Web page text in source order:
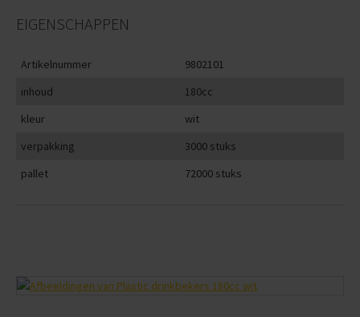
EIGENSCHAPPEN
Artikelnummer
9802101
inhoud
180cc
kleur
wit
verpakking
3000 stuks
pallet
72000 stuks